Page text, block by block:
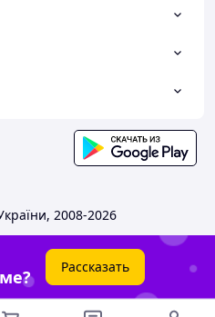
2008-2026
Рассказать